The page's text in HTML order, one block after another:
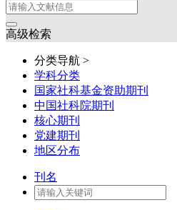
高级检索
分类导航 >
学科分类
国家社科基金资助期刊
中国社科院期刊
核心期刊
党建期刊
地区分布
刊名